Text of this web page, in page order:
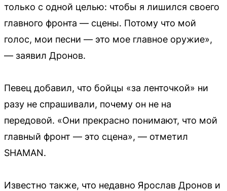
только с одной целью: чтобы я лишился своего
главного фронта — сцены. Потому что мой
голос, мои песни — это мое главное оружие»,
— заявил Дронов.
Певец добавил, что бойцы «за ленточкой» ни
разу не спрашивали, почему он не на
передовой. «Они прекрасно понимают, что мой
главный фронт — это сцена», — отметил
SHAMAN.
Известно также, что недавно Ярослав Дронов и